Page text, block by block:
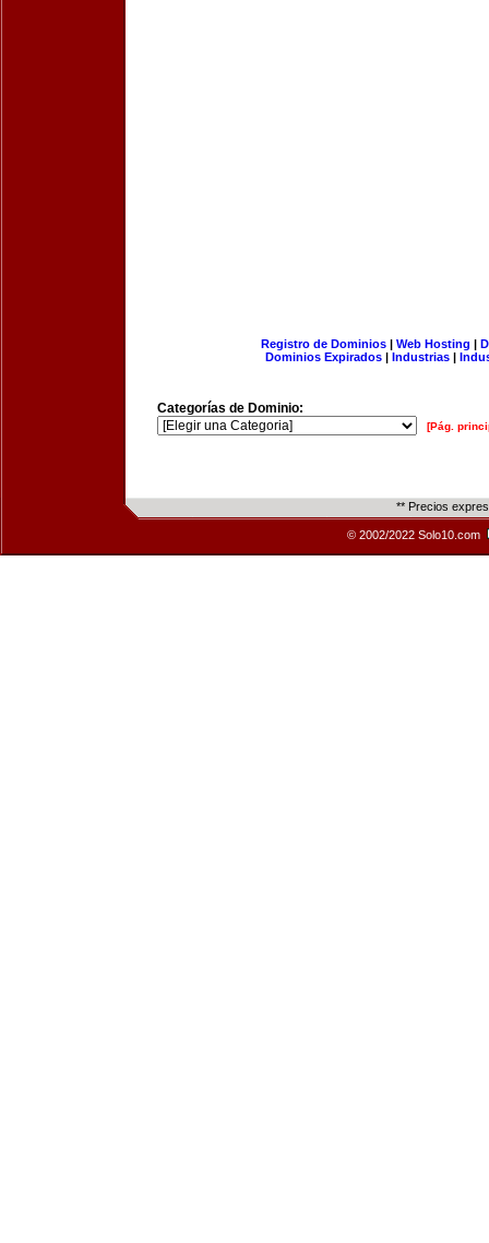
Registro de Dominios| Web Hosting |
Dominios Expirados | Industrias |
Categorías de Dominio:
[Pág.
** Precios
© 2002/2022 Solo10.com